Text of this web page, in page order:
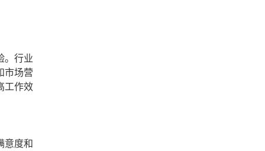
。行业
市场营
工作效
意度和